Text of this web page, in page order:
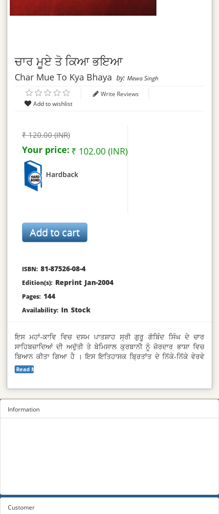
ਚਾਰ ਮੂਏ ਤੋ ਕਿਆ ਭਇਆ
Char Mue To Kya Bhaya by: Mewa Singh
Write Reviews
₹ 120.00 (INR)
Your price: ₹ 102.00 (INR)
Hardback
ISBN: 81-87526-08-4
Edition(s): Reprint Jan-2004
Pages: 144
Availability: In Stock
ਇਸ ਮਹਾਂ-ਕਾਵਿ ਵਿਚ ਦਸਮ ਪਾਤਸ਼ਾਹ ਸ੍ਰੀ ਗੁਰੂ ਗੋਬਿੰਦ ਸਿੰਘ ਦੇ ਚਾਰ
ਸਾਹਿਬਜ਼ਾਦਿਆਂ ਦੀ ਅਦੁੱਤੀ ਤੇ ਬੇਮਿਸਾਲ ਕੁਰਬਾਨੀ ਨੂੰ ਜ਼ੋਰਦਾਰ ਭਾਸ਼ਾ ਵਿਚ
ਬਿਆਨ ਕੀਤਾ ਗਿਆ ਹੈ । ਇਸ ਇਤਿਹਾਸਕ ਬ੍ਰਿਤਾਂਤ ਦੇ ਨਿੱਕੇ-ਨਿੱਕੇ ਵੇਰਵੇ
ਪੜ੍ਹ ਕੇ ਸਾਹਿਬਜ਼ਾਦਿਆਂ ਦੀ ਬਹਾਦਰੀ ਤੇ ਕੁਰਬਾਨੀ ਅੱਗੇ ਸੀਸ ਝੁਕ ਜਾਂਦਾ ਹੈ ।
ਸਾਹਿਬਜ਼ਾਦਿਆਂ ਦੀ ਸ਼ਹਾਦਤ ਦੀ ਤੀਸਰੀ ਸ਼ਤਾਬਦੀ ਦੇ ਅਵਸਰ ਤੇ ਇਹ ਰਚਨਾ
Read More...
Information
Customer